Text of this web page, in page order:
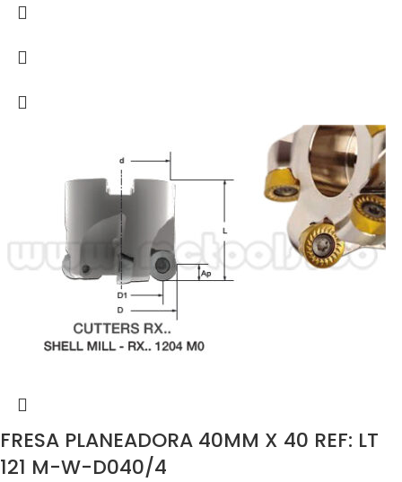
FRESA PLANEADORA 40MM X 40 REF: LT
121 M-W-D040/4